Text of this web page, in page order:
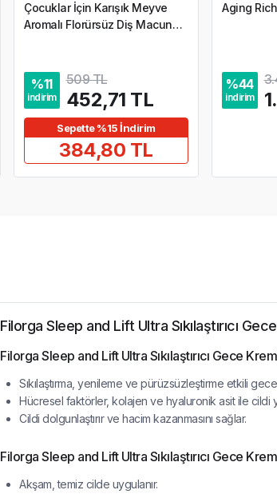
Çocuklar İçin Karışık Meyve
Aromalı Florürsüz Diş Macunu
%11
indirim
509 TL
452,71 TL
Sepette %15 İndirim
384,80 TL
Aging
%44
indirim
Filorga Sleep and Lift Ultra Sıkılaştırıcı
Filorga Sleep and Lift Ultra Sıkılaştırıcı Gece
Sıkılaştırma, yenileme ve pürüzsüzleştirme etkili
Hücresel faktörler, kolajen ve hyaluronik asit ile cildi
Cildi dolgunlaştırır ve hacim kazanmasını sağlar.
Filorga Sleep and Lift Ultra Sıkılaştırıcı Gece
Akşam, temiz cilde uygulanır.